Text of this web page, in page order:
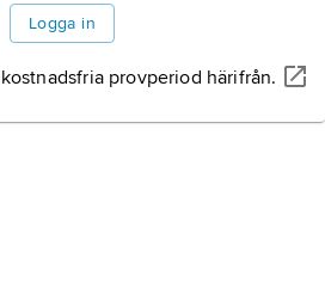
Logga in
provperiod härifrån.